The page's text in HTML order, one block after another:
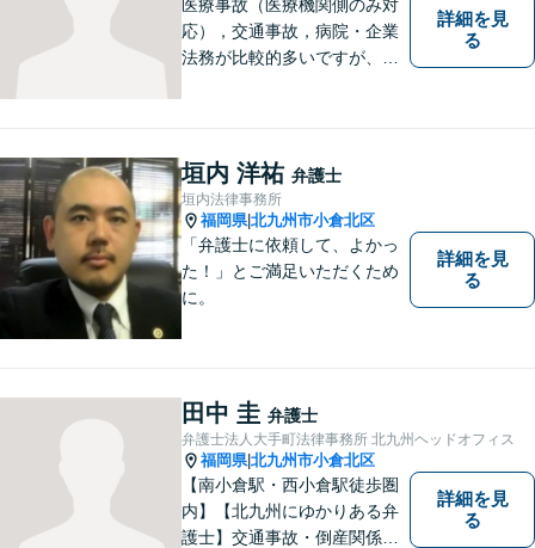
医療事故（医療機関側のみ対
応），交通事故，病院・企業
法務が比較的多いですが、家
等も幅広く対応しています。
【福岡地裁小倉支部すぐ近
く】【駐車場あり】
詳細を見
る
垣内 洋祐 弁護士
垣内法律事務所
福岡県|北九州市小倉北区
「弁護士に依頼して、よかっ
た！」とご満足いただくため
に。
詳細を見
る
田中 圭 弁護士
弁護士法人大手町法律事務所 北九州ヘッドオフィス
福岡県|北九州市小倉北区
【南小倉駅・西小倉駅徒歩圏
内】【北九州にゆかりある弁
護士】交通事故・倒産関係・
詳細を見
る